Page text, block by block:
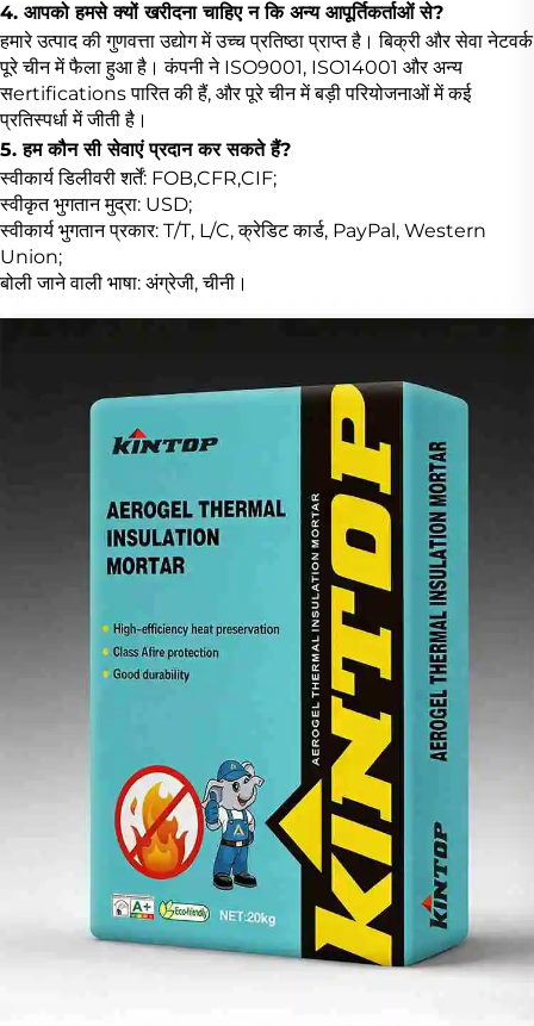
4. आपको हमसे क्यों खरीदना चाहिए न कि अन्य आपूर्तिकर्ताओं से?
हमारे उत्पाद की गुणवत्ता उद्योग में उच्च प्रतिष्ठा प्राप्त है। बिक्री और सेवा नेटवर्क
पूरे चीन में फैला हुआ है। कंपनी ने ISO9001, ISO14001 और अन्य
सertifications पारित की हैं, और पूरे चीन में बड़ी परियोजनाओं में कई
प्रतिस्पर्धा में जीती है।
5. हम कौन सी सेवाएं प्रदान कर सकते हैं?
स्वीकार्य डिलीवरी शर्तें: FOB,CFR,CIF;
स्वीकृत भुगतान मुद्रा: USD;
स्वीकार्य भुगतान प्रकार: T/T, L/C, क्रेडिट कार्ड, PayPal, Western
Union;
बोली जाने वाली भाषा: अंग्रेजी, चीनी।